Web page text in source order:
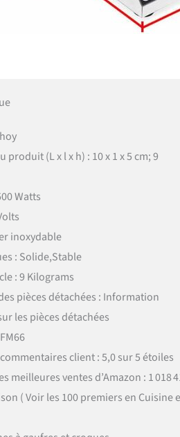
produit (L x l x h) : 10 x 1 x 5 cm; 9
Watts
inoxydable
: Solide,Stable
: 9 Kilograms
pièces détachées : Information
les pièces détachées
client : 5,0 sur 5 étoiles
meilleures ventes d’Amazon : 1 018
( Voir les 100 premiers en Cuisine